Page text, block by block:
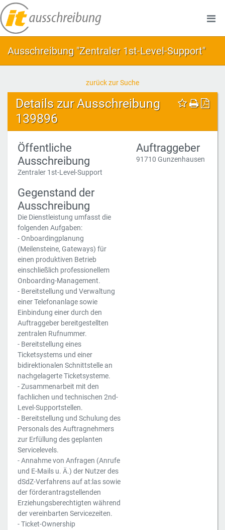
Ausschreibung "Zentraler 1st-Level-Support"
zurück zur Suche
Details zur Ausschreibung
139896
Öffentliche
Ausschreibung
Zentraler 1st-Level-Support
Gegenstand der
Ausschreibung
Die Dienstleistung umfasst die
folgenden Aufgaben:
- Onboardingplanung
(Meilensteine, Gateways) für
einen produktiven Betrieb
einschließlich professionellem
Onboarding-Management.
- Bereitstellung und Verwaltung
einer Telefonanlage sowie
Einbindung einer durch den
Auftraggeber bereitgestellten
zentralen Rufnummer.
- Bereitstellung eines
Ticketsystems und einer
bidirektionalen Schnittstelle an
nachgelagerte Ticketsysteme.
- Zusammenarbeit mit den
fachlichen und technischen 2nd-
Level-Supportstellen.
- Bereitstellung und Schulung des
Personals des Auftragnehmers
zur Erfüllung des geplanten
Servicelevels.
- Annahme von Anfragen (Anrufe
und E-Mails u. Ä.) der Nutzer des
dSdZ-Verfahrens auf at:las sowie
der förderantragstellenden
Erziehungsberechtigten während
der vereinbarten Servicezeiten.
- Ticket-Ownership
Auftraggeber
91710 Gunzenhausen